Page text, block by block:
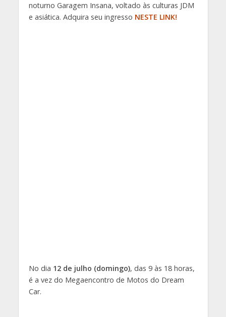
noturno Garagem Insana, voltado às culturas JDM
e asiática. Adquira seu ingresso NESTE LINK!
No dia 12 de julho (domingo), das 9 às 18 horas,
é a vez do Megaencontro de Motos do Dream
Car.